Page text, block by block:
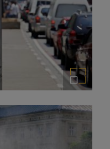
Ampliar imagen